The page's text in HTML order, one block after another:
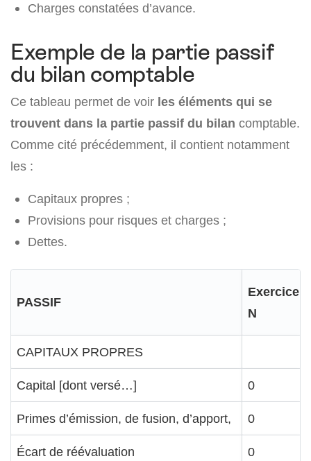
Charges constatées d’avance.
Exemple de la partie passif
du bilan comptable
Ce tableau permet de voir les éléments qui se
trouvent dans la partie passif du bilan comptable.
Comme cité précédemment, il contient notamment
les :
Capitaux propres ;
Provisions pour risques et charges ;
Dettes.
PASSIF
Exercice
N
CAPITAUX PROPRES
Capital [dont versé…] 0
Primes d’émission, de fusion, d’apport, 0
Écart de réévaluation 0